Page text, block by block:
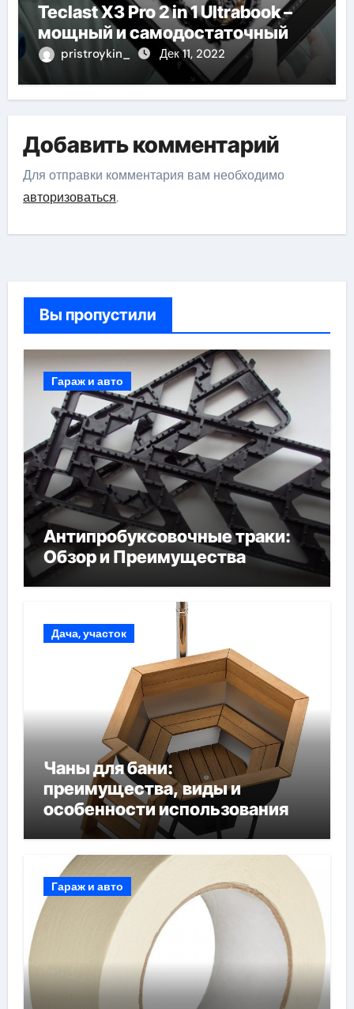
Teclast X3 Pro 2 in 1 Ultrabook –
мощный и самодостаточный
pristroykin_ Дек 11, 2022
Добавить комментарий
Для отправки комментария вам необходимо
авторизоваться.
Вы пропустили
Гараж и авто
Антипробуксовочные траки:
Обзор и Преимущества
Дача, участок
Чаны для бани:
преимущества, виды и
особенности использования
Гараж и авто